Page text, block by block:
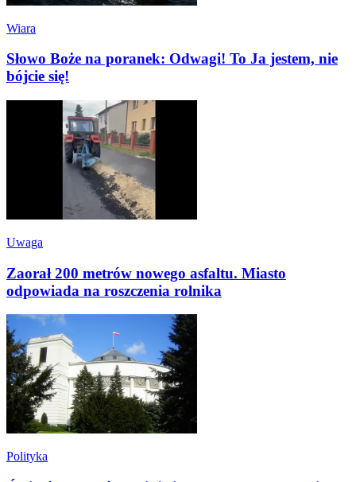
Wiara
Słowo Boże na poranek: Odwagi! To Ja jestem, nie
bójcie się!
Uwaga
Zaorał 200 metrów nowego asfaltu. Miasto
odpowiada na roszczenia rolnika
Polityka